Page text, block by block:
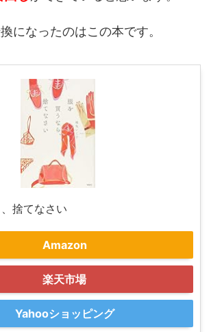
になったのはこの本です。
捨てなさい
Amazon
楽天市場
Yahooショッピング